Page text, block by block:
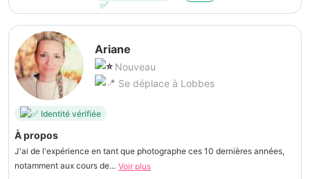
Ariane
Nouveau
Se déplace à Lobbes
Identité vérifiée
À propos
J'ai de l'expérience en tant que photographe ces 10 dernières années,
notamment aux cours de... Voir plus